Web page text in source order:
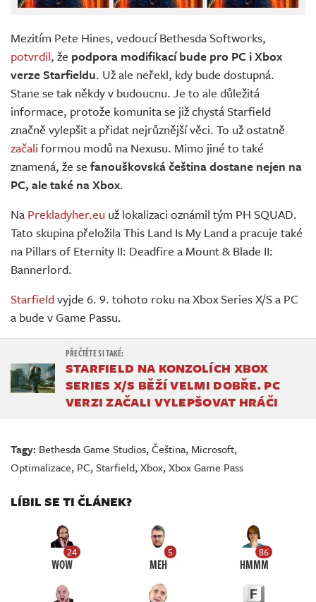
Mezitím Pete Hines, vedoucí Bethesda Softworks,
potvrdil, že podpora modifikací bude pro PC i Xbox
verze Starfieldu. Už ale neřekl, kdy bude dostupná.
Stane se tak někdy v budoucnu. Je to ale důležitá
informace, protože komunita se již chystá Starfield
značně vylepšit a přidat nejrůznější věci. To už ostatně
začali formou modů na Nexusu. Mimo jiné to také
znamená, že se fanouškovská čeština dostane nejen na
PC, ale také na Xbox.
Na Prekladyher.eu už lokalizaci oznámil tým PH SQUAD.
Tato skupina přeložila This Land Is My Land a pracuje také
na Pillars of Eternity II: Deadfire a Mount & Blade II:
Bannerlord.
Starfieldvyjde 6. 9. tohoto roku na Xbox Series X/S a PC
a bude v Game Passu.
STARFIELD NA KONZOLÍCH XBOX
SERIES X/S BĚŽÍ VELMI DOBŘE. PC
VERZI ZAČALI VYLEPŠOVAT HRÁČI
Tagy: Bethesda Game Studios,Čeština, Microsoft,
Optimalizace, PC,Starfield,Xbox,Xbox Game Pass
LÍBIL SE TI ČLÁNEK?
24
WOW
5
MEH
86
HMMM